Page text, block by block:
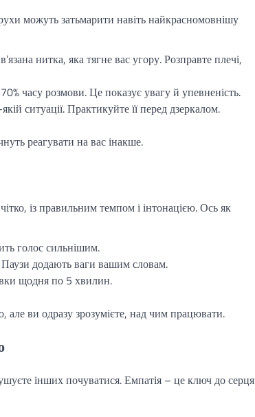
можуть затьмарити навіть найкрасномовнішу
нитка, яка тягне вас угору. Розправте плечі,
часу розмови. Це показує увагу й упевненість.
ситуації. Практикуйте її перед дзеркалом.
реагувати на вас інакше.
із правильним темпом і інтонацією. Ось як
голос сильнішим.
додають ваги вашим словам.
щодня по 5 хвилин.
ви одразу зрозумієте, над чим працювати.
інших почуватися. Емпатія – це ключ до серця